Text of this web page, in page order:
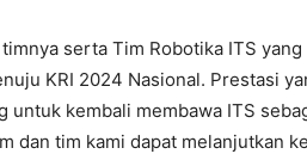
serta Tim Robotika ITS
KRI 2024 Nasional. Prestasi
untuk kembali membawa ITS
dan tim kami dapat melanjutkan